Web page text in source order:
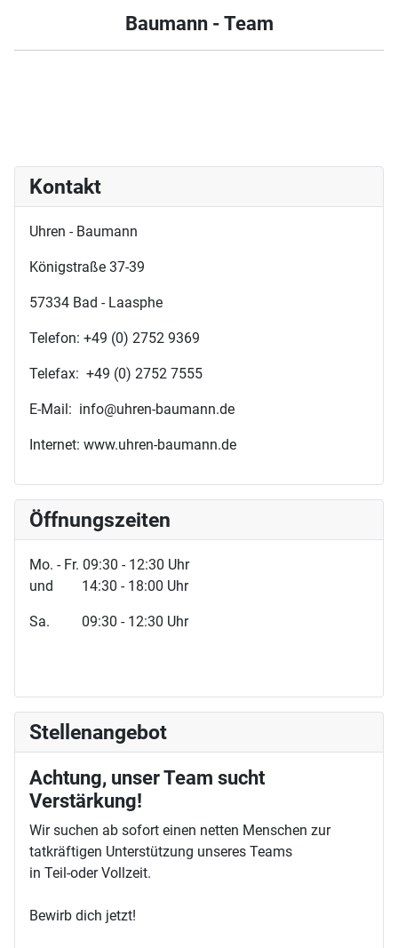
Baumann - Team
Kontakt
Uhren - Baumann
Königstraße 37-39
57334 Bad - Laasphe
Telefon: +49 (0) 2752 9369
Telefax: +49 (0) 2752 7555
E-Mail: info@uhren-baumann.de
Internet: www.uhren-baumann.de
Öffnungszeiten
Mo. - Fr. 09:30 - 12:30 Uhr
und 14:30 - 18:00 Uhr
Sa. 09:30 - 12:30 Uhr
Stellenangebot
Achtung, unser Team sucht
Verstärkung!
Wir suchen ab sofort einen netten Menschen zur
tatkräftigen Unterstützung unseres Teams
in Teil-oder Vollzeit.
Bewirb dich jetzt!